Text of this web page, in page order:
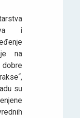
i
na
su